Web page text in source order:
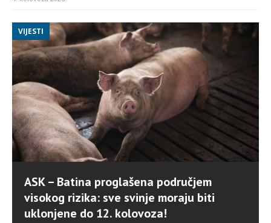
VIJESTI
ASK – Batina proglašena područjem
visokog rizika: sve svinje moraju biti
uklonjene do 12. kolovoza!